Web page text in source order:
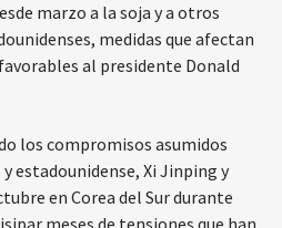
marzo a la soja y a otros
medidas que afectan
al presidente Donald
los compromisos asumidos
estadounidense, Xi Jinping y
en Corea del Sur durante
meses de tensiones que han